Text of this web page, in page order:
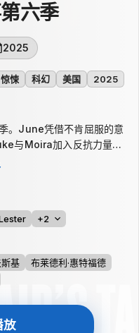
六季
2025
惊悚 科幻 美国
2025
。June凭借不肯屈服的意
与Moira加入反抗力量，
时，Lawrence大主教和
，Nick也迎来严峻的人格
自由。
+2
基
布莱德利·惠特福德
放